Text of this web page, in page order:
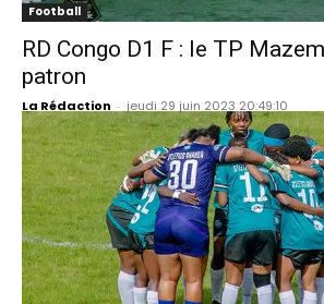
Football
RD Congo D1 F : le TP
patron
La Rédaction - jeudi 29 juin 2023 20:49:10